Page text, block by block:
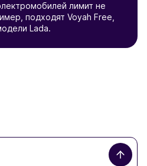
лимит не
подходят Voyah Free,
Lada.